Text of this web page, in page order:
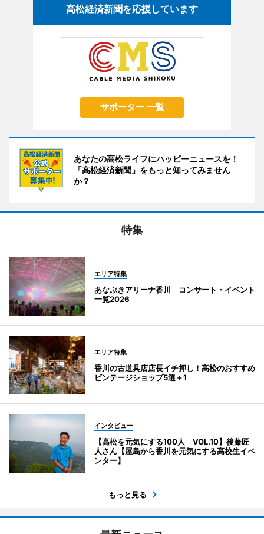
高松経済新聞を応援しています
サポーター 一覧
あなたの高松ライフにハッピーニュースを！
「高松経済新聞」をもっと知ってみません
か？
特集
エリア特集
あなぶきアリーナ香川 コンサート・イベント
一覧2026
エリア特集
香川の古道具店店長イチ押し！高松のおすすめ
ビンテージショップ5選＋1
インタビュー
【高松を元気にする100人 VOL.10】後藤匠
人さん【屋島から香川を元気にする高校生イベ
ンター】
もっと見る